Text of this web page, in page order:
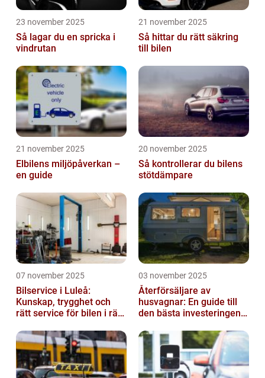
23 november 2025
Så lagar du en spricka i
vindrutan
21 november 2025
Så hittar du rätt säkring
till bilen
21 november 2025
Elbilens miljöpåverkan –
en guide
20 november 2025
Så kontrollerar du bilens
stötdämpare
07 november 2025
Bilservice i Luleå:
Kunskap, trygghet och
rätt service för bilen i rätt
03 november 2025
Återförsäljare av
husvagnar: En guide till
den bästa investeringen